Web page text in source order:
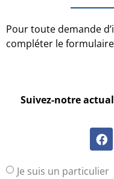
Pour toute demande
compléter le
Suivez-notre
Je suis un particulier